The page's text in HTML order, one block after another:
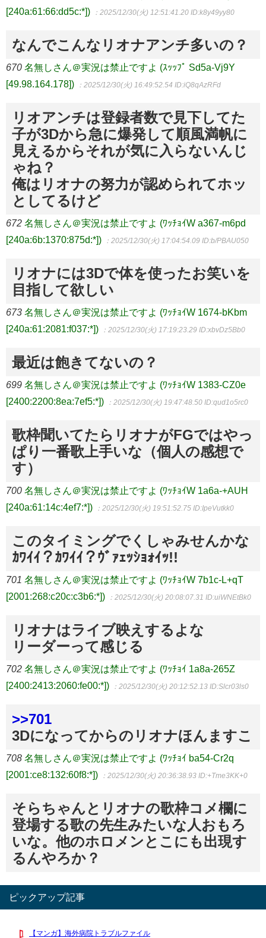
[240a:61:66:dd5c:*])
：2025/12/30(火) 12:51:41.20 ID:k8y49yy80
なんでこんなリオナアンチ多いの？
670 名無しさん＠実況は禁止ですよ (ｽｯｯﾌﾟ Sd5a-Vj9Y
[49.98.164.178])
：2025/12/30(火) 16:49:52.54 ID:iQ8qAzRFd
リオアンチは登録者数で見下してた
子が3Dから急に爆発して順風満帆に
見えるからそれが気に入らないんじ
ゃね？
俺はリオナの努力が認められてホッ
としてるけど
672 名無しさん＠実況は禁止ですよ (ﾜｯﾁｮｲW a367-m6pd
[240a:6b:1370:875d:*])
：2025/12/30(火) 17:04:54.09 ID:b/PBAU050
リオナには3Dで体を使ったお笑いを
目指して欲しい
673 名無しさん＠実況は禁止ですよ (ﾜｯﾁｮｲW 1674-bKbm
[240a:61:2081:f037:*])
：2025/12/30(火) 17:19:23.29 ID:xbvDz5Bb0
最近は飽きてないの？
699 名無しさん＠実況は禁止ですよ (ﾜｯﾁｮｲW 1383-CZ0e
[2400:2200:8ea:7ef5:*])
：2025/12/30(火) 19:47:48.50 ID:qud1o5rc0
歌枠聞いてたらリオナがFGではやっ
ぱり一番歌上手いな（個人の感想で
す）
700 名無しさん＠実況は禁止ですよ (ﾜｯﾁｮｲW 1a6a-+AUH
[240a:61:14c:4ef7:*])
：2025/12/30(火) 19:51:52.75 ID:IpeVutkk0
このタイミングでくしゃみせんかな
ｶﾜｲｲ？ｶﾜｲｲ？ｳﾞｧｪｯｼｮｫｲｯ!!
701 名無しさん＠実況は禁止ですよ (ﾜｯﾁｮｲW 7b1c-L+qT
[2001:268:c20c:c3b6:*])
：2025/12/30(火) 20:08:07.31 ID:uiWNEtBk0
リオナはライブ映えするよな
リーダーって感じる
702 名無しさん＠実況は禁止ですよ (ﾜｯﾁｮｲ 1a8a-265Z
[2400:2413:2060:fe00:*])
：2025/12/30(火) 20:12:52.13 ID:Slcr03ls0
>>701
3Dになってからのリオナほんますこ
708 名無しさん＠実況は禁止ですよ (ﾜｯﾁｮｲ ba54-Cr2q
[2001:ce8:132:60f8:*])
：2025/12/30(火) 20:36:38.93 ID:+Tme3KK+0
そらちゃんとリオナの歌枠コメ欄に
登場する歌の先生みたいな人おもろ
いな。他のホロメンとこにも出現す
るんやろか？
ピックアップ記事